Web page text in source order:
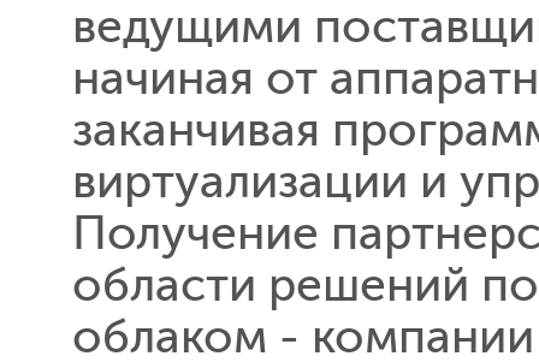
ведущими
начиная от
заканчивая
виртуализации и
Получение
области решений
облаком -